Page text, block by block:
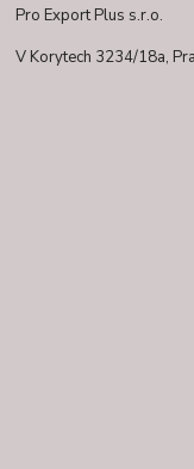
Pro Export Plus s.r.o.
V Korytech 3234/18a,